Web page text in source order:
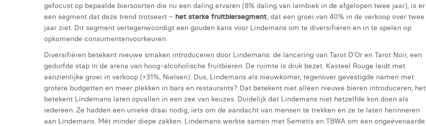
gefocust op bepaalde biersoorten die nu een daling ervaren (8% daling van lambiek in de afgelopen twee jaar), is er
een segment dat deze trend trotseert – het sterke fruitbiersegment, dat een groei van 40% in de verkoop over twee
jaar ziet. Dit segment vertegenwoordigt een gouden kans voor Lindemans om te diversifiëren en in te spelen op
opkomende consumentenvoorkeuren.
Diversifiëren betekent nieuwe smaken introduceren door Lindemans: de lancering van Tarot D’Or en Tarot Noir, een
gedurfde stap in de arena van hoog-alcoholische fruitbieren. De ruimte is druk bezet. Kasteel Rouge leidt met
aanzienlijke groei in verkoop (+31%, Nielsen). Dus, Lindemans als nieuwkomer, tegenover gevestigde namen met
grotere budgetten en meer plekken in bars en restaurants? Dat betekent niet alleen nieuwe bieren introduceren; het
betekent Lindemans laten opvallen in een zee van keuzes. Duidelijk dat Lindemans niet hetzelfde kon doen als
iedereen. Ze hadden een unieke draai nodig, iets om de aandacht van mensen te trekken en ze te laten herinneren
aan Lindemans. Mét minder diepe zakken. Lindemans werkte samen met Semetis en TBWA om een ongeëvenaarde